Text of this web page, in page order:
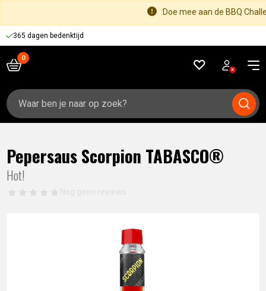
Doe mee aan de BBQ
365 dagen bedenktijd
Zoeken
naar:
Pepersaus Scorpion TABASCO®
Hot!